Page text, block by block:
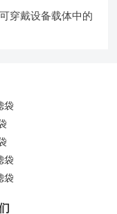
穿戴设备载体中的
袋
袋
袋